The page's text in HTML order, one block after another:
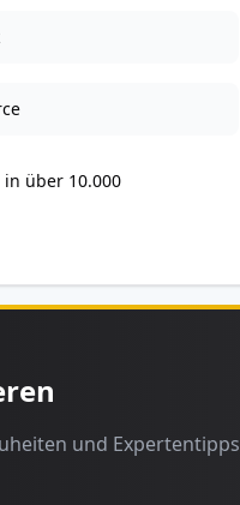
über 10.000
und Expertentipps